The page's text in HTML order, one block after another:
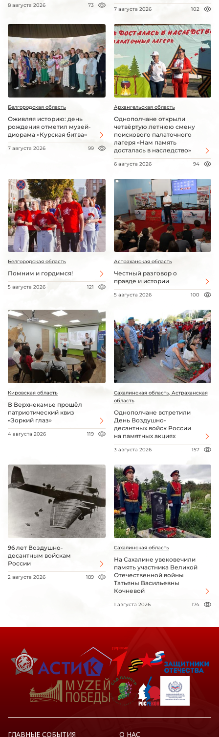
8 августа 2026 73
7 августа 2026 102
Белгородская область
Оживляя историю: день
рождения отметил музей-
диорама «Курская битва»
7 августа 2026 99
Архангельская область
Однополчане открыли
четвёртую летнюю смену
поискового палаточного
лагеря «Нам память
досталась в наследство»
6 августа 2026 94
Белгородская область
Помним и гордимся!
5 августа 2026 121
Астраханская область
Честный разговор о
правде и истории
5 августа 2026 100
Кировская область
В Верхнекамье прошёл
патриотический квиз
«Зоркий глаз»
4 августа 2026 119
Сахалинская область, Астраханская
область
Однополчане встретили
День Воздушно-
десантных войск России
на памятных акциях
3 августа 2026 157
96 лет Воздушно-
десантным войскам
России
2 августа 2026 189
Сахалинская область
На Сахалине увековечили
память участника Великой
Отечественной войны
Татьяны Васильевны
Кочневой
1 августа 2026 174
ГЛАВНЫЕ СОБЫТИЯ О НАС